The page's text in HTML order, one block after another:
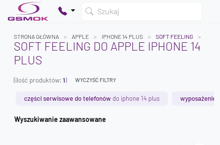
Szukaj
Dodaj produkty, aby kontynuować.
STRONA GŁÓWNA APPLE IPHONE 14 PLUS SOFT FEELING
SOFT FEELING DO APPLE IPHONE 14
PLUS
(ilość produktów: 1) WYCZYŚĆ FILTRY
części serwisowe do telefonów do iphone 14 plus wyposażenie
Wyszukiwanie zaawansowane